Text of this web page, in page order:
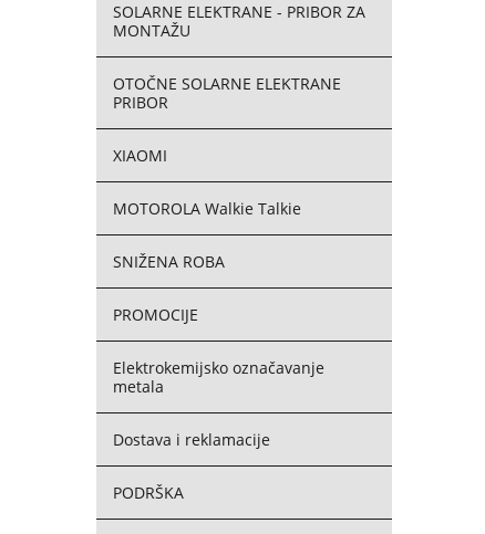
SOLARNE ELEKTRANE - PRIBOR ZA
MONTAŽU
OTOČNE SOLARNE ELEKTRANE
PRIBOR
XIAOMI
MOTOROLA Walkie Talkie
SNIŽENA ROBA
PROMOCIJE
Elektrokemijsko označavanje
metala
Dostava i reklamacije
PODRŠKA